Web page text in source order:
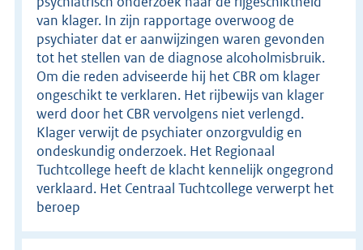
van klager. In zijn rapportage overwoog de
psychiater dat er aanwijzingen waren gevonden
tot het stellen van de diagnose alcoholmisbruik.
Om die reden adviseerde hij het CBR om klager
ongeschikt te verklaren. Het rijbewijs van klager
werd door het CBR vervolgens niet verlengd.
Klager verwijt de psychiater onzorgvuldig en
ondeskundig onderzoek. Het Regionaal
Tuchtcollege heeft de klacht kennelijk ongegrond
verklaard. Het Centraal Tuchtcollege verwerpt het
beroep